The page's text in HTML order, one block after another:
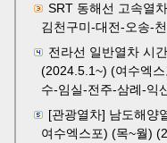
SRT 동해선 고속열
김천구미-대전-오송-
전라선 일반열차 시
(2024.5.1~) (여수엑
수-임실-전주-삼례-익
[관광열차] 남도해양
여수엑스포) (목~월)